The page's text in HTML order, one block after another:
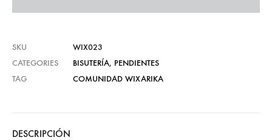
SKU
WIX023
CATEGORIES
BISUTERÍA, PENDIENTES
TAG
COMUNIDAD WIXARIKA
DESCRIPCIÓN